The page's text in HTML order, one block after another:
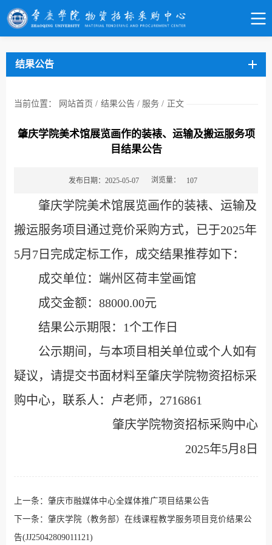
结果公告
当前位置： 网站首页 / 结果公告 / 服务 / 正文
肇庆学院美术馆展览画作的装裱、运输及搬运服务项
目结果公告
发布日期：2025-05-07 浏览量： 107
肇庆学院美术馆展览画作的装裱、运输及
搬运服务项目通过竞价采购方式，已于2025年
5月7日完成定标工作，成交结果推荐如下：
成交单位：端州区荷丰堂画馆
成交金额：88000.00元
结果公示期限：1个工作日
公示期间，与本项目相关单位或个人如有
疑议，请提交书面材料至肇庆学院物资招标采
购中心，联系人：卢老师，2716861
肇庆学院物资招标采购中心
2025年5月8日
上一条： 肇庆市融媒体中心全媒体推广项目结果公告
下一条： 肇庆学院（教务部）在线课程教学服务项目竞价结果公
告(JJ25042809011121)